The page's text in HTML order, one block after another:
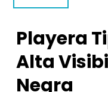
Playera
Alta
Negra